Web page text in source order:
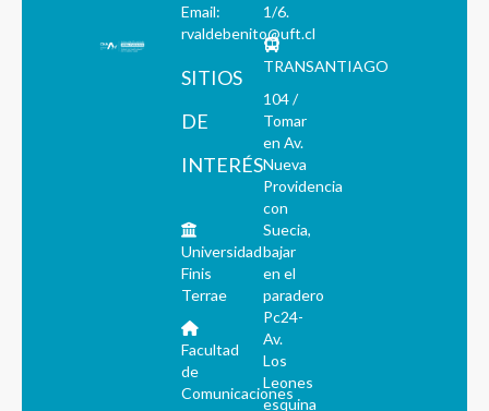
Email:
rvaldebenito@uft.cl
SITIOS
DE
INTERÉS
Universidad
Finis
Terrae
Facultad
de
Comunicaciones
1/6.
TRANSANTIAGO
104 /
Tomar
en Av.
Nueva
Providencia
con
Suecia,
bajar
en el
paradero
Pc24-
Av.
Los
Leones
esquina